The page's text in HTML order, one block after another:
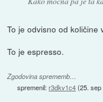
To je odvisno od količine
To je espresso.
Zgodovina sprememb…
spremenil:r3dkv1c4(25. sep